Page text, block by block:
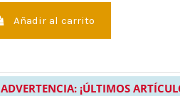
Añadir al carrito
ADVERTENCIA: ¡ÚLTIMOS